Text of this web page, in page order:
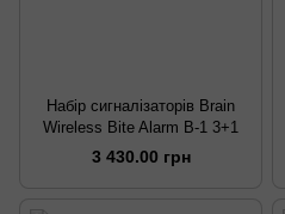
Набір сигналізаторів Brain
Wireless Bite Alarm B-1 3+1
3 430.00 грн